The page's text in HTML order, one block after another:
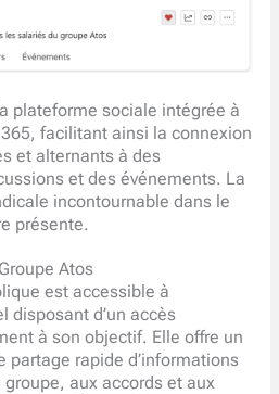
plateforme sociale intégrée à
365, facilitant ainsi la connexion
et alternants à des
et des événements. La
incontournable dans le
présente.
Atos
est accessible à
disposant d’un accès
à son objectif. Elle offre un
partage rapide d’informations
groupe, aux accords et aux